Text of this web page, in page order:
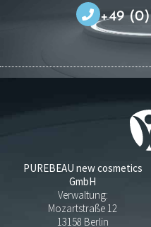
+49
PUREBEAU new cosmetics
GmbH
Verwaltung:
Mozartstraße 12
13158 Berlin